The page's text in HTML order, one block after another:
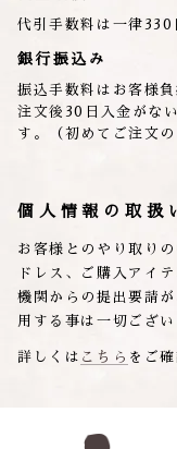
代引手数料は一律
銀行振込み
振込手数料はお客様
注文後30日入金がな
す。（初めてご注文の
個人情報の取扱
お客様とのやり取り
ドレス、ご購入アイ
機関からの提出要請
用する事は一切ござい
詳しくは こちら をご